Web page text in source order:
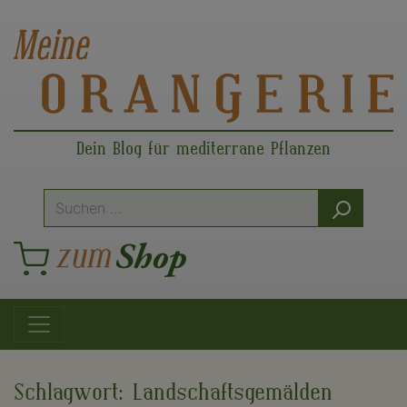
Dein Blog für mediterrane Pflanzen
Suche
nach:
Hauptnavigation
Schlagwort: Landschaftsgemälden